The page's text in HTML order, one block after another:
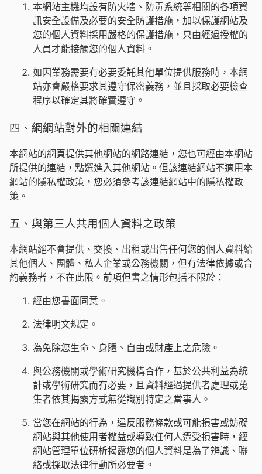
本網站主機均設有防火牆、防毒系統等相關的各項資
訊安全設備及必要的安全防護措施，加以保護網站及
您的個人資料採用嚴格的保護措施，只由經過授權的
人員才能接觸您的個人資料。
如因業務需要有必要委託其他單位提供服務時，本網
站亦會嚴格要求其遵守保密義務，並且採取必要檢查
程序以確定其將確實遵守。
四、網網站對外的相關連結
本網站的網頁提供其他網站的網路連結，您也可經由本網站
所提供的連結，點選進入其他網站。但該連結網站不適用本
網站的隱私權政策，您必須參考該連結網站中的隱私權政
策。
五、與第三人共用個人資料之政策
本網站絕不會提供、交換、出租或出售任何您的個人資料給
其他個人、團體、私人企業或公務機關，但有法律依據或合
約義務者，不在此限。前項但書之情形包括不限於：
經由您書面同意。
法律明文規定。
為免除您生命、身體、自由或財產上之危險。
與公務機關或學術研究機構合作，基於公共利益為統
計或學術研究而有必要，且資料經過提供者處理或蒐
集者依其揭露方式無從識別特定之當事人。
當您在網站的行為，違反服務條款或可能損害或妨礙
網站與其他使用者權益或導致任何人遭受損害時，經
網站管理單位研析揭露您的個人資料是為了辨識、聯
絡或採取法律行動所必要者。